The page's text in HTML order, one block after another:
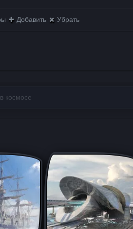
Добавить Убрать
космосе